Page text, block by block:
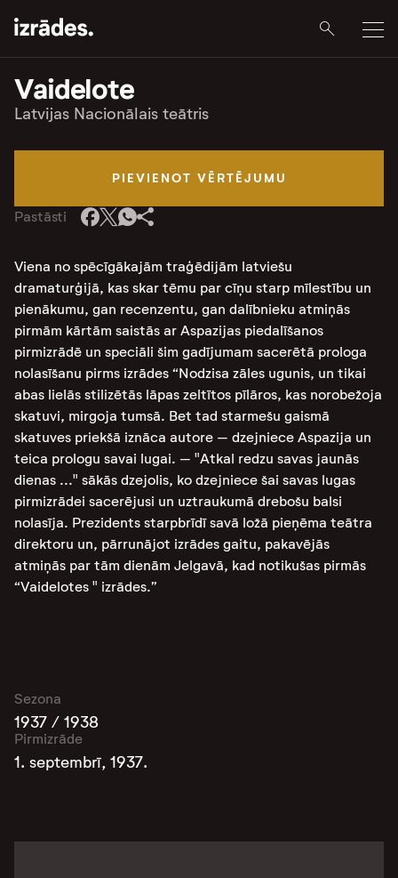
Vaidelote
Latvijas Nacionālais teātris
PIEVIENOT VĒRTĒJUMU
Pastāsti
Viena no spēcīgākajām traģēdijām latviešu
dramaturģijā, kas skar tēmu par cīņu starp mīlestību un
pienākumu, gan recenzentu, gan dalībnieku atmiņās
pirmām kārtām saistās ar Aspazijas piedalīšanos
pirmizrādē un speciāli šim gadījumam sacerētā prologa
nolasīšanu pirms izrādes “Nodzisa zāles ugunis, un tikai
abas lielās stilizētās lāpas zeltītos pīlāros, kas norobežoja
skatuvi, mirgoja tumsā. Bet tad starmešu gaismā
skatuves priekšā iznāca autore – dzejniece Aspazija un
teica prologu savai lugai. – "Atkal redzu savas jaunās
dienas ..." sākās dzejolis, ko dzejniece šai savas lugas
pirmizrādei sacerējusi un uztraukumā drebošu balsi
nolasīja. Prezidents starpbrīdī savā ložā pieņēma teātra
direktoru un, pārrunājot izrādes gaitu, pakavējās
atmiņās par tām dienām Jelgavā, kad notikušas pirmās
“Vaidelotes " izrādes.”
Sezona
1937 / 1938
Pirmizrāde
1. septembrī, 1937.